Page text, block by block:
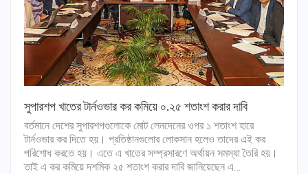
সুপারশপ খাতের টার্নওভার কর কমিয়ে ০.২৫ শতাংশ করার দাবি
বর্তমানে দেশের সুপারশপগুলোকে মোট লেনদেনের ওপর ১ শতাংশ হারে
টার্নওভার কর দিতে হয়। প্রতিষ্ঠানগুলোর লোকসান হলেও তাদের এই কর
পরিশোধ করতে হয়। এতে এ খাতের সম্প্রসারণে অর্থায়ন সমস্যা তৈরি হয়।
তাই এ কর কমিয়ে দশমিক ২৫ শতাংশ করার দাবি জানিয়েছেন এ…